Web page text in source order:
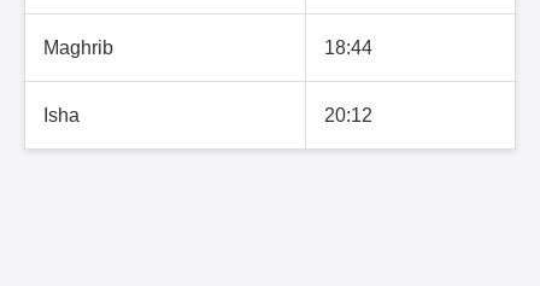
Maghrib 18:44
Isha 20:12